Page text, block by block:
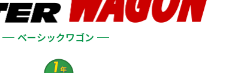
ベーシックワゴン